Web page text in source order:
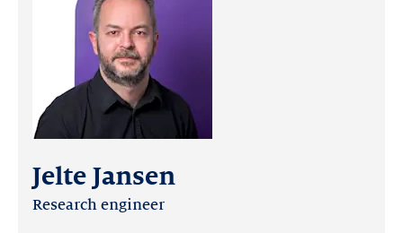
Jelte Jansen
Research engineer